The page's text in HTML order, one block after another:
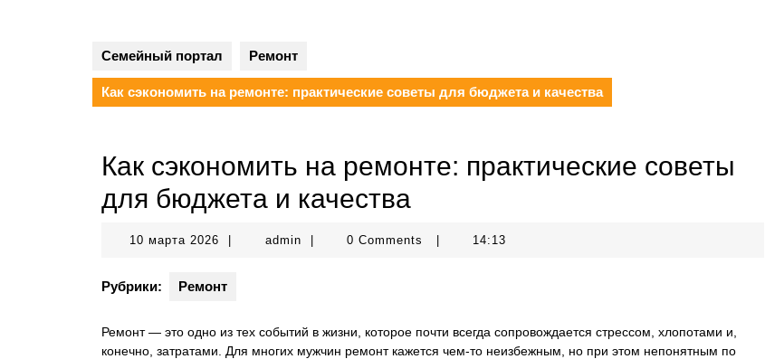
Семейный портал Ремонт
Как сэкономить на ремонте: практические советы для бюджета и качества
Как сэкономить на ремонте: практические советы
для бюджета и качества
10 марта 2026 10
adminadmin 0 Comments 14:13
Рубрики: Ремонт
Ремонт — это одно из тех событий в жизни, которое почти всегда сопровождается стрессом, хлопотами и,
конечно, затратами. Для многих мужчин ремонт кажется чем-то неизбежным, но при этом непонятным по